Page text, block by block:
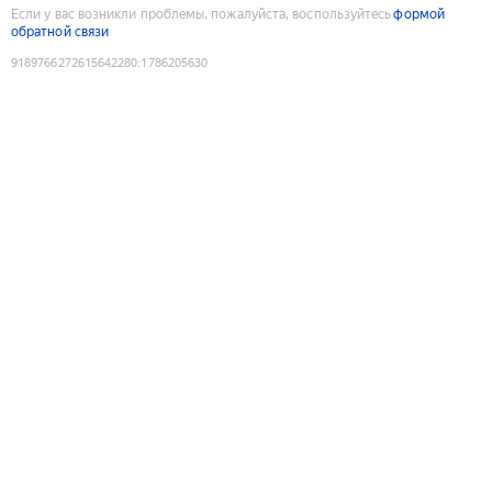
Если у вас возникли проблемы, пожалуйста, воспользуйтесьформой
обратной связи
9189766272615642280:1786205630